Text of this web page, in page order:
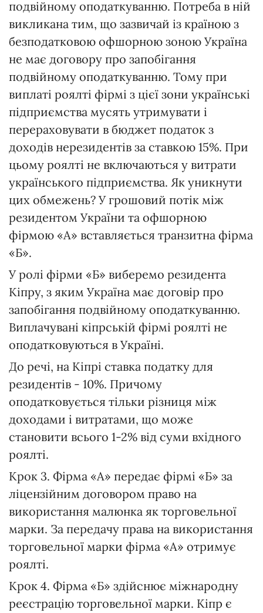
подвійному оподаткуванню. Потреба в ній
викликана тим, що зазвичай із країною з
безподатковою офшорною зоною Україна
не має договору про запобігання
подвійному оподаткуванню. Тому при
виплаті роялті фірмі з цієї зони українські
підприємства мусять утримувати і
перераховувати в бюджет податок з
доходів нерезидентів за ставкою 15%. При
цьому роялті не включаються у витрати
українського підприємства. Як уникнути
цих обмежень? У грошовий потік між
резидентом України та офшорною
фірмою «А» вставляється транзитна фірма
«Б».
У ролі фірми «Б» виберемо резидента
Кіпру, з яким Україна має договір про
запобігання подвійному оподаткуванню.
Виплачувані кіпрській фірмі роялті не
оподатковуються в Україні.
До речі, на Кіпрі ставка податку для
резидентів - 10%. Причому
оподатковується тільки різниця між
доходами і витратами, що може
становити всього 1-2% від суми вхідного
роялті.
Крок 3. Фірма «А» передає фірмі «Б» за
ліцензійним договором право на
використання малюнка як торговельної
марки. За передачу права на використання
торговельної марки фірма «А» отримує
роялті.
Крок 4. Фірма «Б» здійснює міжнародну
реєстрацію торговельної марки. Кіпр є